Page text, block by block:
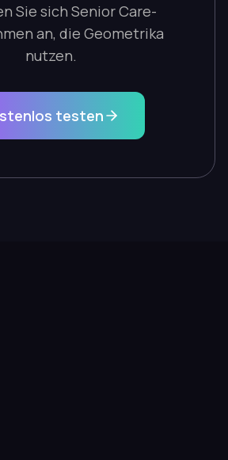
Sie sich Senior Care-
an, die Geometrika
nutzen.
testen